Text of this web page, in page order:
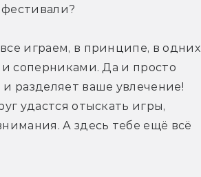
фестивали?
играем, в принципе, в одних
соперниками. Да и просто
разделяет ваше увлечение!
удастся отыскать игры,
А здесь тебе ещё всё